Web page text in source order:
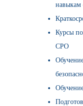
навыкам
Курсы
СРО